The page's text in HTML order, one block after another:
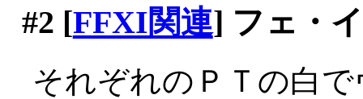
#2 [FFXI関連] フェ・
それぞれのＰＴの白